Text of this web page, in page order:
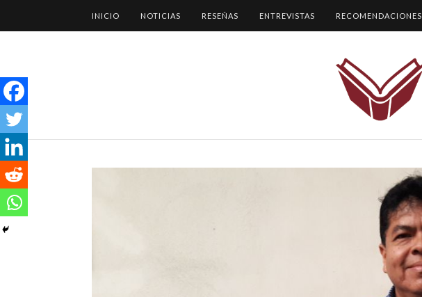
INICIO NOTICIAS RESEÑAS ENTREVISTAS RECOMENDACIONES